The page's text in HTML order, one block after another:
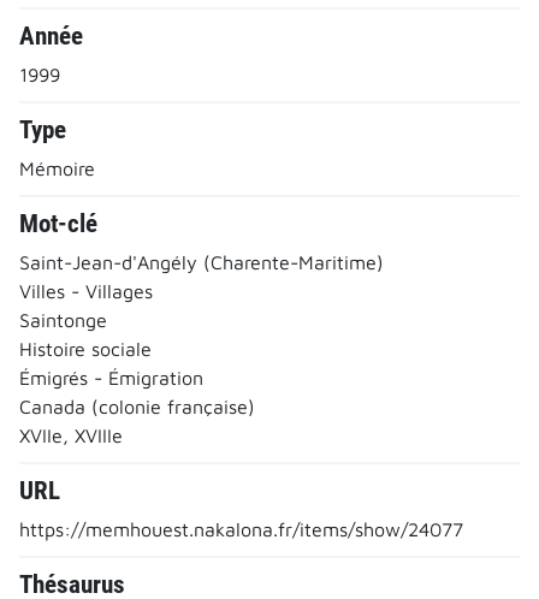
Année
1999
Type
Mémoire
Mot-clé
Saint-Jean-d'Angély (Charente-Maritime)
Villes - Villages
Saintonge
Histoire sociale
Émigrés - Émigration
Canada (colonie française)
XVIIe, XVIIIe
URL
https://memhouest.nakalona.fr/items/show/24077
Thésaurus